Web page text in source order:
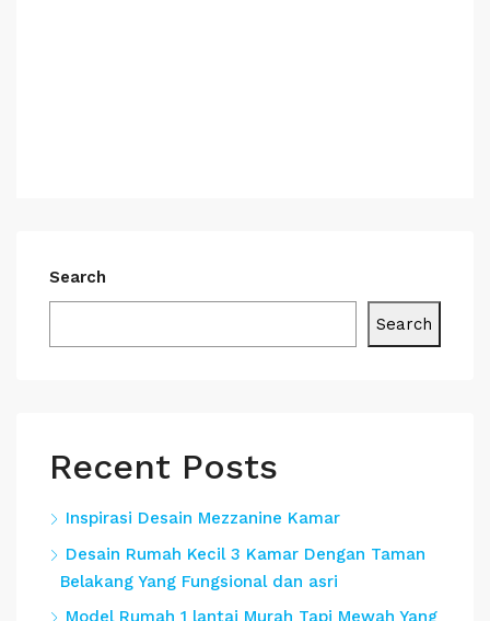
Search
Search
Recent Posts
Inspirasi Desain Mezzanine Kamar
Desain Rumah Kecil 3 Kamar Dengan Taman
Belakang Yang Fungsional dan asri
Model Rumah 1 lantai Murah Tapi Mewah Yang